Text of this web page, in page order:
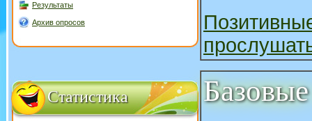
Результаты
Архив опросов
Статистика